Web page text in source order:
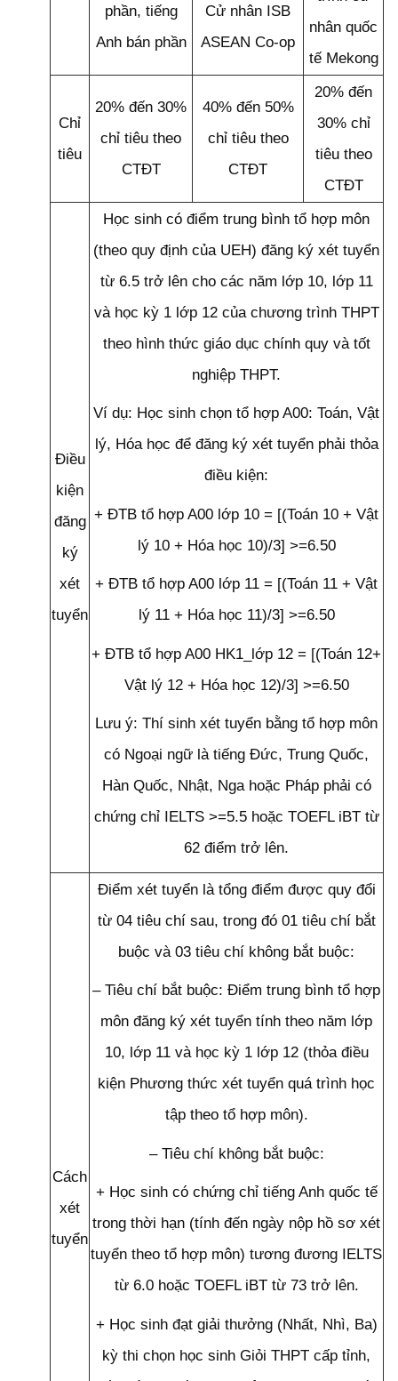
phần, tiếng
Anh bán phần
Cử nhân ISB
ASEAN Co-op
nhân quốc
tế Mekong
Chỉ
tiêu
20% đến 30%
chỉ tiêu theo
CTĐT
40% đến 50%
chỉ tiêu theo
CTĐT
20% đến
30% chỉ
tiêu theo
CTĐT
Điều
kiện
đăng
ký
xét
tuyển
Học sinh có điểm trung bình tổ hợp môn
(theo quy định của UEH) đăng ký xét tuyển
từ 6.5 trở lên cho các năm lớp 10, lớp 11
và học kỳ 1 lớp 12 của chương trình THPT
theo hình thức giáo dục chính quy và tốt
nghiệp THPT.
Ví dụ: Học sinh chọn tổ hợp A00: Toán, Vật
lý, Hóa học để đăng ký xét tuyển phải thỏa
điều kiện:
+ ĐTB tổ hợp A00 lớp 10 = [(Toán 10 + Vật
lý 10 + Hóa học 10)/3] >=6.50
+ ĐTB tổ hợp A00 lớp 11 = [(Toán 11 + Vật
lý 11 + Hóa học 11)/3] >=6.50
+ ĐTB tổ hợp A00 HK1_lớp 12 = [(Toán 12+
Vật lý 12 + Hóa học 12)/3] >=6.50
Lưu ý: Thí sinh xét tuyển bằng tổ hợp môn
có Ngoại ngữ là tiếng Đức, Trung Quốc,
Hàn Quốc, Nhật, Nga hoặc Pháp phải có
chứng chỉ IELTS >=5.5 hoặc TOEFL iBT từ
62 điểm trở lên.
Cách
xét
tuyển
Điểm xét tuyển là tổng điểm được quy đổi
từ 04 tiêu chí sau, trong đó 01 tiêu chí bắt
buộc và 03 tiêu chí không bắt buộc:
– Tiêu chí bắt buộc: Điểm trung bình tổ hợp
môn đăng ký xét tuyển tính theo năm lớp
10, lớp 11 và học kỳ 1 lớp 12 (thỏa điều
kiện Phương thức xét tuyển quá trình học
tập theo tổ hợp môn).
– Tiêu chí không bắt buộc:
+ Học sinh có chứng chỉ tiếng Anh quốc tế
trong thời hạn (tính đến ngày nộp hồ sơ xét
tuyển theo tổ hợp môn) tương đương IELTS
từ 6.0 hoặc TOEFL iBT từ 73 trở lên.
+ Học sinh đạt giải thưởng (Nhất, Nhì, Ba)
kỳ thi chọn học sinh Giỏi THPT cấp tỉnh,